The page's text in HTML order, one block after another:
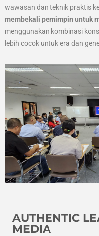
wawasan dan teknik praktis
membekali pemimpin untuk
menggunakan kombinasi
lebih cocok untuk era dan
AUTHENTIC
MEDIA